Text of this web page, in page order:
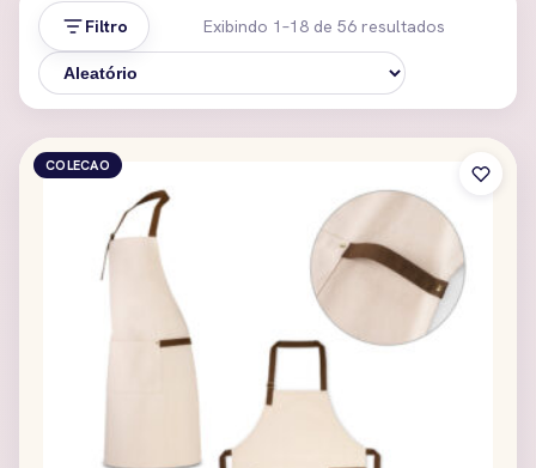
Filtro Exibindo 1–18 de 56 resultados
COLECAO